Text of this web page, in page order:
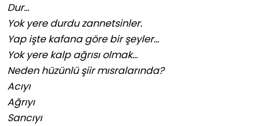
Dur…
Yok yere durdu zannetsinler.
Yap işte kafana göre bir şeyler…
Yok yere kalp ağrısı olmak…
Neden hüzünlü şiir mısralarında?
Acıyı
Ağrıyı
Sancıyı